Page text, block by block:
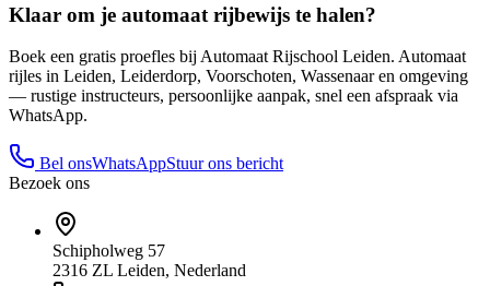
Klaar om je automaat rijbewijs te halen?
Boek een gratis proefles bij Automaat Rijschool Leiden. Automaat
rijles in Leiden, Leiderdorp, Voorschoten, Wassenaar en omgeving
— rustige instructeurs, persoonlijke aanpak, snel een afspraak via
WhatsApp.
Bel onsWhatsAppStuur ons bericht
Bezoek ons
Schipholweg 57
2316 ZL Leiden, Nederland